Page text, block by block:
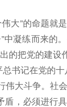
大”的命题就
凝练而来的
的把党的建设
书记在党的十
大斗争。社
，必须进行